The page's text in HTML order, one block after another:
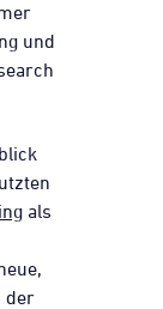
und
als
der